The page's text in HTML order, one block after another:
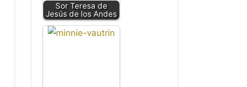
Sor Teresa de
Jesús de los Andes